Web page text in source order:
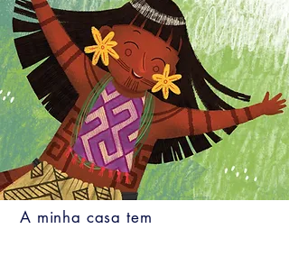
A minha casa tem